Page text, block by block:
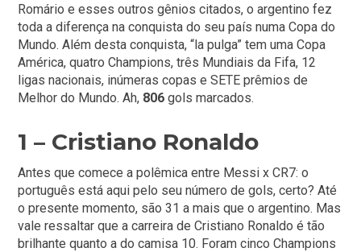
Romário e esses outros gênios citados, o argentino fez
toda a diferença na conquista do seu país numa Copa do
Mundo. Além desta conquista, “la pulga” tem uma Copa
América, quatro Champions, três Mundiais da Fifa, 12
ligas nacionais, inúmeras copas e SETE prêmios de
Melhor do Mundo. Ah, 806 gols marcados.
1 – Cristiano Ronaldo
Antes que comece a polêmica entre Messi x CR7: o
português está aqui pelo seu número de gols, certo? Até
o presente momento, são 31 a mais que o argentino. Mas
vale ressaltar que a carreira de Cristiano Ronaldo é tão
brilhante quanto a do camisa 10. Foram cinco Champions